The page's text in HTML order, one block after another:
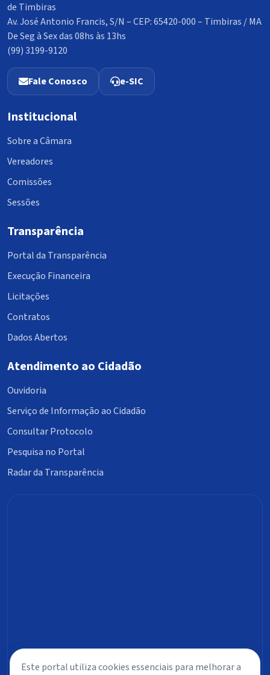
de Timbiras
Av. José Antonio Francis, S/N – CEP: 65420-000 – Timbiras / MA
De Seg à Sex das 08hs às 13hs
(99) 3199-9120
Fale Conosco e-SIC
Institucional
Sobre a Câmara
Vereadores
Comissões
Sessões
Transparência
Portal da Transparência
Execução Financeira
Licitações
Contratos
Dados Abertos
Atendimento ao Cidadão
Ouvidoria
Serviço de Informação ao Cidadão
Consultar Protocolo
Pesquisa no Portal
Radar da Transparência
Este portal utiliza cookies essenciais para melhorar a